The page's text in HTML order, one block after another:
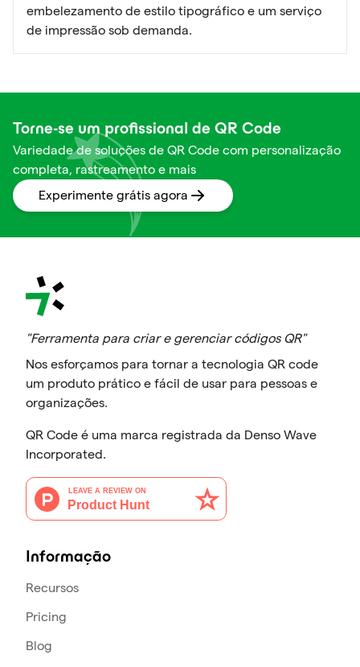
embelezamento de estilo tipográfico e um serviço
de impressão sob demanda.
Torne-se um profissional de QR Code
Variedade de soluções de QR Code com personalização
completa, rastreamento e mais
Experimente grátis agora
"Ferramenta para criar e gerenciar códigos QR"
Nos esforçamos para tornar a tecnologia QR code
um produto prático e fácil de usar para pessoas e
organizações.
QR Code é uma marca registrada da Denso Wave
Incorporated.
Informação
Recursos
Pricing
Blog